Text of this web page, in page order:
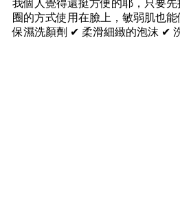
我個人覺得還挺方便的耶，只要
圈的方式使用在臉上，敏弱肌也
保濕洗顏劑 ✔ 柔滑細緻的泡沫 ✔